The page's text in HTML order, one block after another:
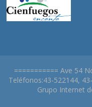
=========== Ave 54
Teléfonos:43-522144,
Grupo Internet